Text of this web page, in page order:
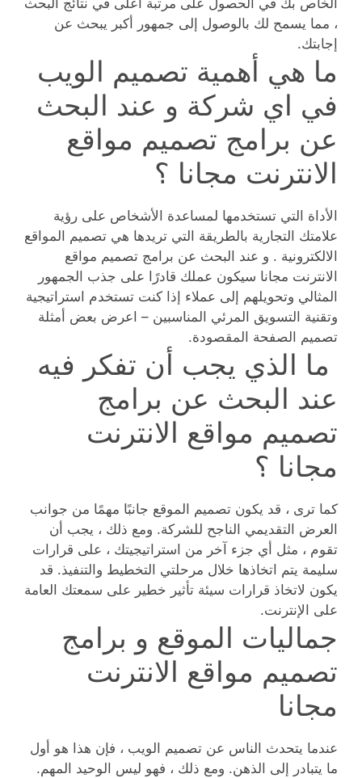
الخاص بك في الحصول على مرتبة أعلى في نتائج البحث
، مما يسمح لك بالوصول إلى جمهور أكبر يبحث عن
إجابتك.
ما هي أهمية تصميم الويب
في اي شركة و عند البحث
عن برامج تصميم مواقع
الانترنت مجانا ؟
الأداة التي تستخدمها لمساعدة الأشخاص على رؤية
علامتك التجارية بالطريقة التي تريدها هي تصميم المواقع
الالكترونية . و عند البحث عن برامج تصميم مواقع
الانترنت مجانا سيكون عملك قادرًا على جذب الجمهور
المثالي وتحويلهم إلى عملاء إذا كنت تستخدم استراتيجية
وتقنية التسويق المرئي المناسبين – اعرض بعض أمثلة
تصميم الصفحة المقصودة.
ما الذي يجب أن تفكر فيه
عند البحث عن برامج
تصميم مواقع الانترنت
مجانا ؟
كما ترى ، قد يكون تصميم الموقع جانبًا مهمًا من جوانب
العرض التقديمي الناجح للشركة. ومع ذلك ، يجب أن
تقوم ، مثل أي جزء آخر من استراتيجيتك ، على قرارات
سليمة يتم اتخاذها خلال مرحلتي التخطيط والتنفيذ. قد
يكون لاتخاذ قرارات سيئة تأثير خطير على سمعتك العامة
على الإنترنت.
جماليات الموقع و برامج
تصميم مواقع الانترنت
مجانا
عندما يتحدث الناس عن تصميم الويب ، فإن هذا هو أول
ما يتبادر إلى الذهن. ومع ذلك ، فهو ليس الوحيد المهم.